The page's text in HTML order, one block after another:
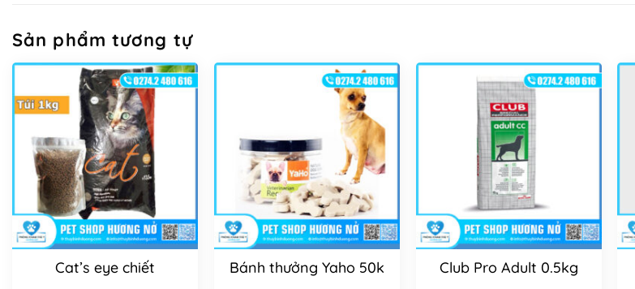
Sản phẩm tương tự
Cat’s eye chiết Bánh thưởng Yaho 50k Club Pro Adult 0.5kg